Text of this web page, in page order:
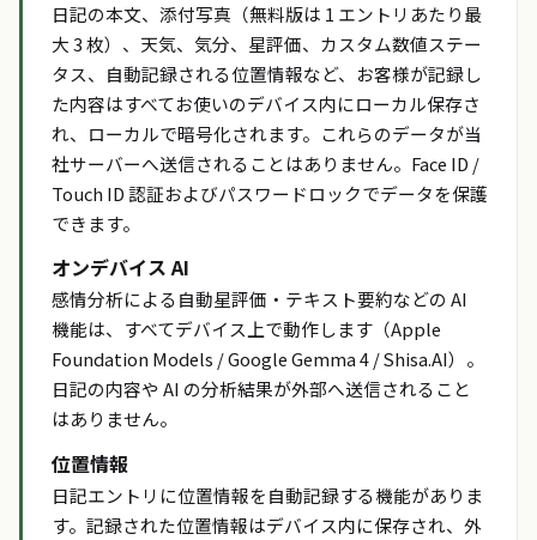
日記の本文、添付写真（無料版は 1 エントリあたり最
大 3 枚）、天気、気分、星評価、カスタム数値ステー
タス、自動記録される位置情報など、お客様が記録し
た内容はすべてお使いのデバイス内にローカル保存さ
れ、ローカルで暗号化されます。これらのデータが当
社サーバーへ送信されることはありません。Face ID /
Touch ID 認証およびパスワードロックでデータを保護
できます。
オンデバイス AI
感情分析による自動星評価・テキスト要約などの AI
機能は、すべてデバイス上で動作します（Apple
Foundation Models / Google Gemma 4 / Shisa.AI）。
日記の内容や AI の分析結果が外部へ送信されること
はありません。
位置情報
日記エントリに位置情報を自動記録する機能がありま
す。記録された位置情報はデバイス内に保存され、外